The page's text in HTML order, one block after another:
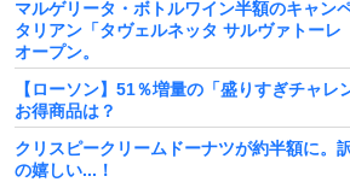
マルゲリータ・ボトルワイン半額のキャン
タリアン「タヴェルネッタ サルヴァトー
オープン。
【ローソン】51％増量の「盛りすぎチャ
お得商品は？
クリスピークリームドーナツが約半額に。
の嬉しい...！